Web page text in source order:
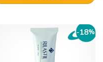
-18%